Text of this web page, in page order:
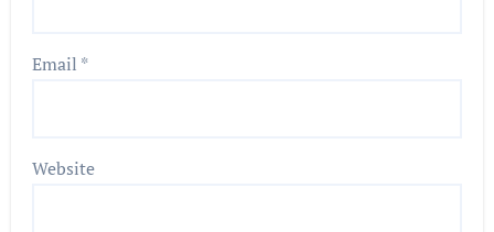
Email *
Website